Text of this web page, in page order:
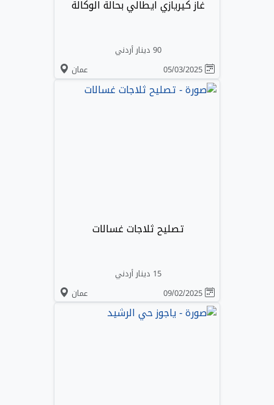
غاز كيريازي ايطالي بحالة الوكالة
90 دينار أردني
عمان
تصليح ثلاجات غسالات
15 دينار أردني
عمان